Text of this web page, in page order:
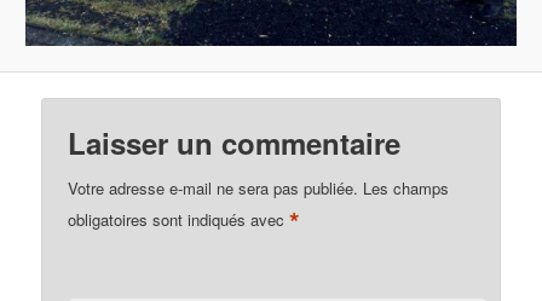
Laisser un commentaire
Votre adresse e-mail ne sera pas publiée. Les champs
obligatoires sont indiqués avec*